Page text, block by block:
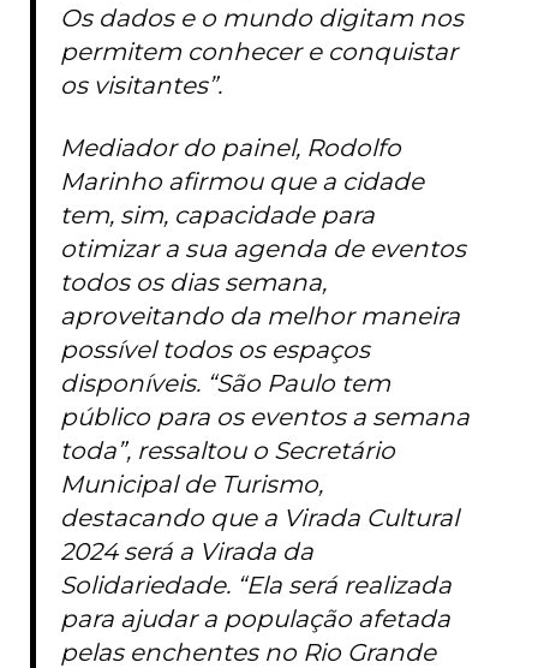
Os dados e o mundo digitam nos
permitem conhecer e conquistar
os visitantes”.
Mediador do painel, Rodolfo
Marinho afirmou que a cidade
tem, sim, capacidade para
otimizar a sua agenda de eventos
todos os dias semana,
aproveitando da melhor maneira
possível todos os espaços
disponíveis. “São Paulo tem
público para os eventos a semana
toda”, ressaltou o Secretário
Municipal de Turismo,
destacando que a Virada Cultural
2024 será a Virada da
Solidariedade. “Ela será realizada
para ajudar a população afetada
pelas enchentes no Rio Grande